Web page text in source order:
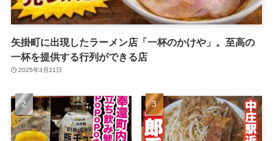
矢掛町に出現したラーメン店「一杯のかけや」。至高の
一杯を提供する行列ができる店
2025年3月21日